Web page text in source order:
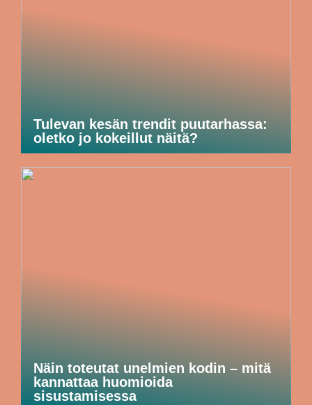
Tulevan kesän trendit puutarhassa:
oletko jo kokeillut näitä?
Näin toteutat unelmien kodin – mitä
kannattaa huomioida
sisustamisessa